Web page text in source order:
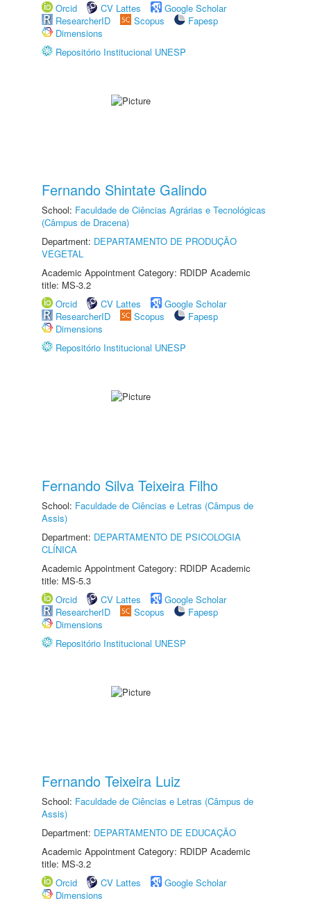
Orcid CV Lattes
Google Scholar
ResearcherID
Scopus
Fapesp
Dimensions
Repositório Institucional UNESP
Fernando Shintate Galindo
School: Faculdade de Ciências Agrárias e Tecnológicas
(Câmpus de Dracena)
Department: DEPARTAMENTO DE PRODUÇÃO
VEGETAL
Academic Appointment Category: RDIDP Academic
title: MS-3.2
Orcid
CV Lattes
Google Scholar
ResearcherID
Scopus
Fapesp
Dimensions
Repositório Institucional UNESP
Fernando Silva Teixeira Filho
School: Faculdade de Ciências e Letras (Câmpus de
Assis)
Department: DEPARTAMENTO DE PSICOLOGIA
CLÍNICA
Academic Appointment Category: RDIDP Academic
title: MS-5.3
Orcid
CV Lattes
Google Scholar
ResearcherID
Scopus
Fapesp
Dimensions
Repositório Institucional UNESP
Fernando Teixeira Luiz
School: Faculdade de Ciências e Letras (Câmpus de
Assis)
Department: DEPARTAMENTO DE EDUCAÇÃO
Academic Appointment Category: RDIDP Academic
title: MS-3.2
Orcid
CV Lattes
Google Scholar
Dimensions